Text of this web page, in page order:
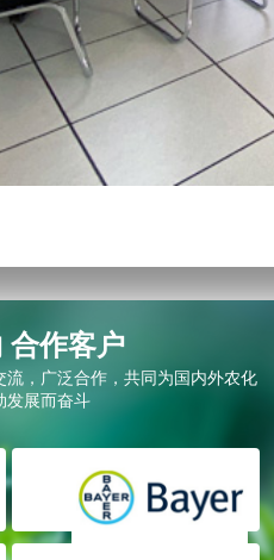
合作客户
，广泛合作，共同为国内外农化
发展而奋斗